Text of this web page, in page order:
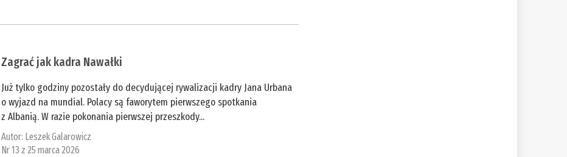
Zagrać jak kadra Nawałki
Już tylko godziny pozostały do decydującej rywalizacji kadry Jana Urbana
o wyjazd na mundial. Polacy są faworytem pierwszego spotkania
z Albanią. W razie pokonania pierwszej przeszkody...
Autor: Leszek Galarowicz
Nr 13 z 25 marca 2026